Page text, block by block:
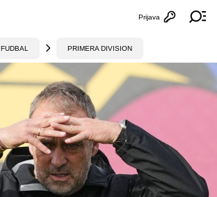
Otvori
Prijava
FUDBAL PRIMERA DIVISION